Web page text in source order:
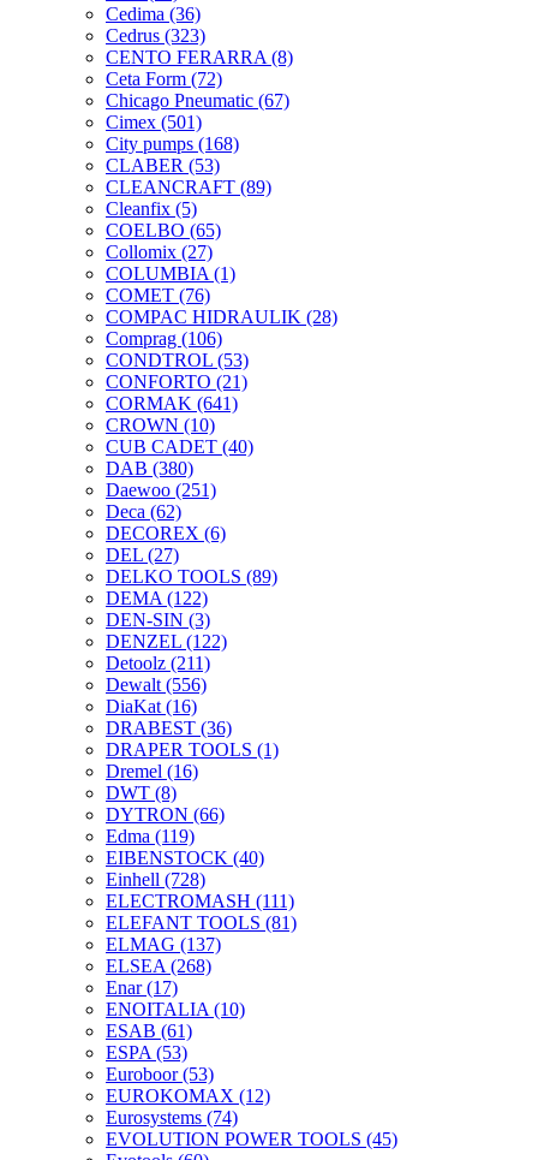
Cedima (36)
Cedrus (323)
CENTO FERARRA (8)
Ceta Form (72)
Chicago Pneumatic (67)
Cimex (501)
City pumps (168)
CLABER (53)
CLEANCRAFT (89)
Cleanfix (5)
COELBO (65)
Collomix (27)
COLUMBIA (1)
COMET (76)
COMPAC HIDRAULIK (28)
Comprag (106)
CONDTROL (53)
CONFORTO (21)
CORMAK (641)
CROWN (10)
CUB CADET (40)
DAB (380)
Daewoo (251)
Deca (62)
DECOREX (6)
DEL (27)
DELKO TOOLS (89)
DEMA (122)
DEN-SIN (3)
DENZEL (122)
Detoolz (211)
Dewalt (556)
DiaKat (16)
DRABEST (36)
DRAPER TOOLS (1)
Dremel (16)
DWT (8)
DYTRON (66)
Edma (119)
EIBENSTOCK (40)
Einhell (728)
ELECTROMASH (111)
ELEFANT TOOLS (81)
ELMAG (137)
ELSEA (268)
Enar(17)
ENOITALIA (10)
ESAB (61)
ESPA (53)
Euroboor(53)
EUROKOMAX (12)
Eurosystems (74)
EVOLUTION POWER TOOLS (45)